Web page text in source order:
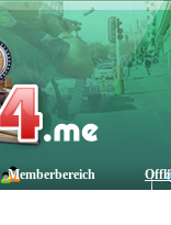
Memberbereich